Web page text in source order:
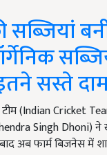
सब्जियां
सस्ते
टीम (Indian Cricket
Singh Dhoni)
अब फार्म बिजनेस में